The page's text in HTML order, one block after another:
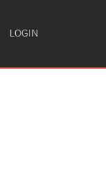
LOGIN